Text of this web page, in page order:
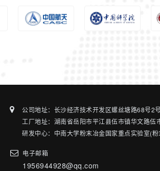
公司地址：长沙经济技术开发区螺丝塘路68号2
工厂地址：湖南省岳阳市平江县伍市镇华文路伍
研发中心：中南大学粉末冶金国家重点实验室(
电子邮箱
1956944928@qq.com